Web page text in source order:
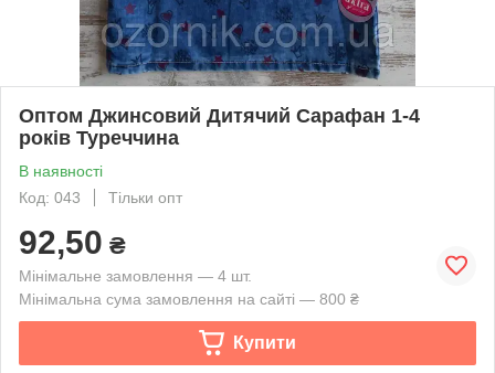
Оптом Джинсовий Дитячий Сарафан 1-4
років Туреччина
В наявності
Код: 043
Тільки опт
92,50 ₴
Мінімальне замовлення — 4 шт.
Мінімальна сума замовлення на сайті — 800 ₴
Купити